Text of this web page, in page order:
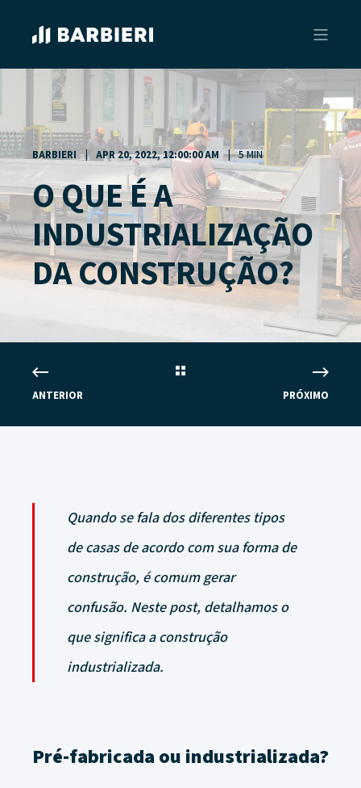
BARBIERI APR 20, 2022, 12:00:00 AM 5 MIN
O QUE É A
INDUSTRIALIZAÇÃO
DA CONSTRUÇÃO?
ANTERIOR PRÓXIMO
Quando se fala dos diferentes tipos
de casas de acordo com sua forma de
construção, é comum gerar
confusão. Neste post, detalhamos o
que significa a construção
industrializada.
Pré-fabricada ou industrializada?